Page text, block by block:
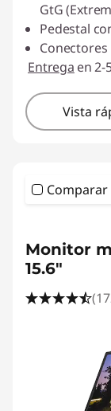
GtG
Pedestal
Conectores
Entrega en 2-
Vista
Comparar
Monitor
15.6"